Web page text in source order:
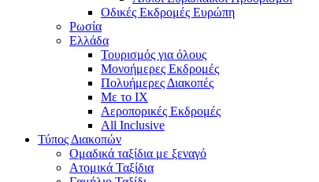
Οδικές Εκδρομές Ευρώπη
Ρωσία
Ελλάδα
Τουρισμός για όλους
Mονοήμερες Εκδρομές
Πολυήμερες Διακοπές
Με το ΙΧ
Αεροπορικές Εκδρομές
All Inclusive
Τύπος Διακοπών
Ομαδικά ταξίδια με ξεναγό
Ατομικά Ταξίδια